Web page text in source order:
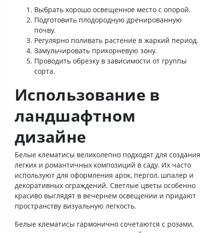
Выбрать хорошо освещенное место с опорой.
Подготовить плодородную дренированную
почву.
Регулярно поливать растение в жаркий период.
Замульчировать прикорневую зону.
Проводить обрезку в зависимости от группы
сорта.
Использование в
ландшафтном
дизайне
Белые клематисы великолепно подходят для создания
легких и романтичных композиций в саду. Их часто
используют для оформления арок, пергол, шпалер и
декоративных ограждений. Светлые цветы особенно
красиво выглядят в вечернем освещении и придают
пространству визуальную легкость.
Белые клематисы гармонично сочетаются с розами,